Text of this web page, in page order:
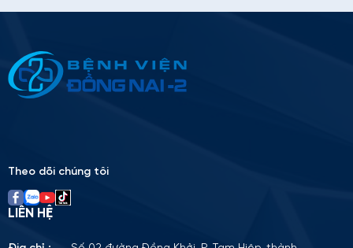
Please
Theo dõi chúng tôi
LIÊN HỆ